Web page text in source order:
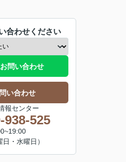
合わせください
問い合わせ
い合わせ
報センター
938-525
日・水曜日）